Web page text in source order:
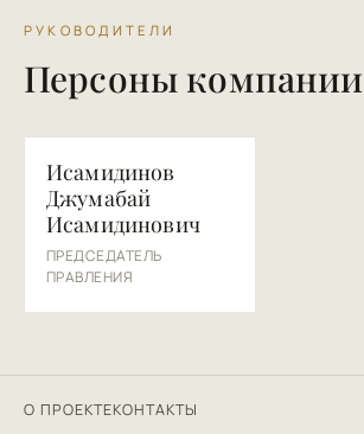
РУКОВОДИТЕЛИ
Персоны компании
ИД
Исамидинов
Джумабай
Исамидинович
ПРЕДСЕДАТЕЛЬ
ПРАВЛЕНИЯ
О ПРОЕКТЕКОНТАКТЫ